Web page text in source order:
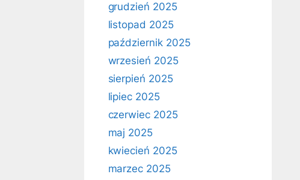
grudzień 2025
listopad 2025
październik 2025
wrzesień 2025
sierpień 2025
lipiec 2025
czerwiec 2025
maj 2025
kwiecień 2025
marzec 2025